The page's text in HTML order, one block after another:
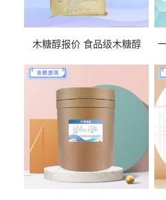
木糖醇报价 食品级木糖醇